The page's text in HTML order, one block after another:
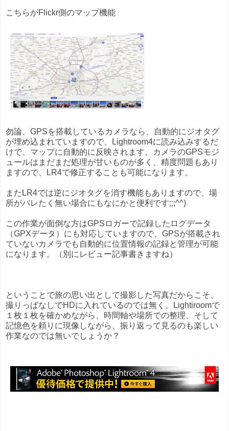
こちらがFlickr側のマップ機能
勿論、GPSを搭載しているカメラなら、自動的にジオタグ
が埋め込まれていますので、Lightroom4に読み込みするだ
けで、マップに自動的に反映されます。カメラのGPSモジ
ュールはまだまだ処理が甘いものが多く、精度問題もあり
ますので、LR4で修正することも可能になります。
またLR4では逆にジオタグを消す機能もありますので、場
所がバレたく無い場合にもなにかと便利です;;;^^)
この作業が面倒な方はGPSロガーで記録したログデータ
（GPXデータ）にも対応していますので、GPSが搭載され
ていないカメラでも自動的に位置情報の記録と管理が可能
になります。（別にレビュー記事書きますね）
ということで旅の思い出として撮影した写真だからこそ、
撮りっぱなしでHDに入れているのでは無く、Lightiroomで
１枚１枚を確かめながら、時間軸や場所での整理、そして
記憶色を頼りに現像しながら、振り返って見るのも楽しい
作業なのでは無いでしょうか？